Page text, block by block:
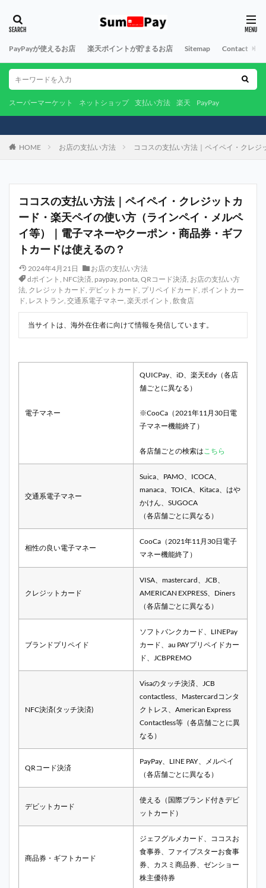
PayPayが使えるお店 楽天ポイントが貯まるお店 Sitemap Contact
スーパーマーケット ネットショップ 支払い方法 楽天 PayPay
HOME お店の支払い方法 ココスの支払い方法｜ペイペイ・クレ
ココスの支払い方法｜ペイペイ・クレジットカ
ード・楽天ペイの使い方（ラインペイ・メルペ
イ等）｜電子マネーやクーポン・商品券・ギフ
トカードは使えるの？
2024年4月21日
お店の支払い方法
dポイント , NFC決済, paypay, ponta, QRコード決済, お店の支払い方
法, クレジットカード, デビットカード, プリペイドカード, ポイントカー
ド, レストラン, 交通系電子マネー, 楽天ポイント , 飲食店
当サイトは、海外在住者に向けて情報を発信しています。
電子マネー
QUICPay、iD、楽天Edy（各店
舗ごとに異なる）
※CooCa（2021年11月30日電
子マネー機能終了）
各店舗ごとの検索はこちら
交通系電子マネー
Suica、PAMO、ICOCA、
manaca、TOICA、Kitaca、はや
かけん、SUGOCA
（各店舗ごとに異なる）
相性の良い電子マネー
CooCa（2021年11月30日電子
マネー機能終了）
クレジットカード
VISA、mastercard、JCB、
AMERICAN EXPRESS、Diners
（各店舗ごとに異なる）
ブランドプリペイド
ソフトバンクカード、LINEPay
カード、au PAYプリペイドカー
ド、JCBPREMO
NFC決済(タッチ決済)
Visaのタッチ決済、JCB
contactless、Mastercardコンタ
クトレス、 American Express
Contactless等 （各店舗ごとに異
なる）
QRコード決済
PayPay、LINE PAY、メルペイ
（各店舗ごとに異なる）
デビットカード
使える（国際ブランド付きデビ
ットカード）
商品券・ギフトカード
ジェフグルメカード、ココスお
食事券、ファイブスターお食事
券、カスミ商品券、ゼンショー
株主優待券